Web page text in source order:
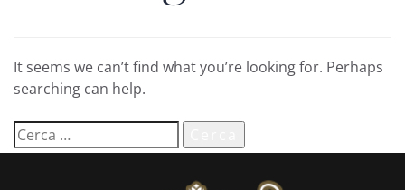
It seems we can’t find what you’re looking for. Perhaps
searching can help.